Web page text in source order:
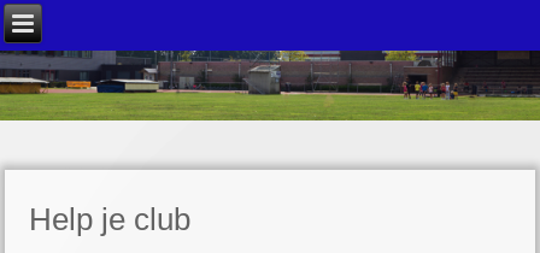
Help je club